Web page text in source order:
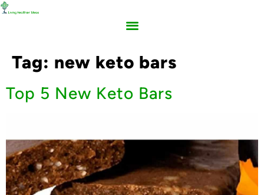
Tag: new keto bars
Top 5 New Keto Bars